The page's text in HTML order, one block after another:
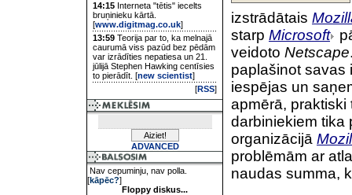
14:15 Interneta "tētis" iecelts
bruņinieku kārtā.
[www.digitmag.co.uk]
13:59 Teorija par to, ka melnajā
caurumā viss pazūd bez pēdām
var izrādīties nepatiesa un 21.
jūlijā Stephen Hawking centīsies
to pierādīt. [new scientist]
[RSS]
ADVANCED
Nav cepuminju, nav polla.
[kāpēc?]
Floppy diskus...
izstrādātais
starp Microsoft
veidoto Netscape
paplašinot
iespējas un
apmērā,
darbiniekiem tika
organizācijā
problēmām ar
naudas summa,